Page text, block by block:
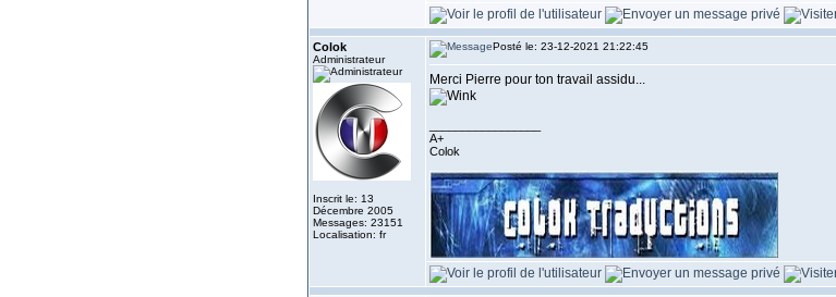
Colok
Administrateur
Inscrit le: 13
Décembre 2005
Messages: 23151
Localisation: fr
Posté le: 23-12-2021 21:22:45
Merci Pierre pour ton travail assidu...
A+
Colok